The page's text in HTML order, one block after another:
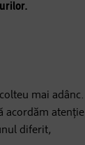
mai adânc.
acordăm atenție
diferit,